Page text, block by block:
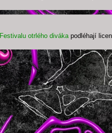
Festivalu otrlého divákapodléhají